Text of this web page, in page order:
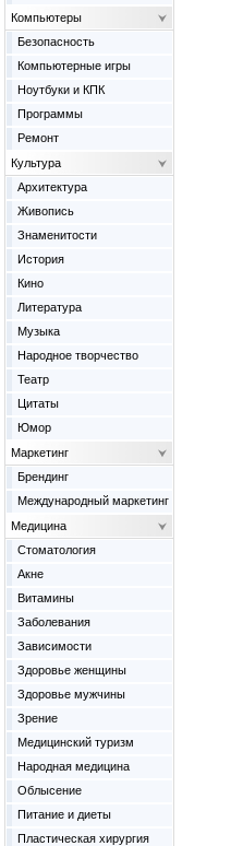
Компьютеры
Безопасность
Компьютерные игры
Ноутбуки и КПК
Программы
Ремонт
Культура
Архитектура
Живопись
Знаменитости
История
Кино
Литература
Музыка
Народное творчество
Театр
Цитаты
Юмор
Маркетинг
Брендинг
Международный маркетинг
Медицина
Cтоматология
Акне
Витамины
Заболевания
Зависимости
Здоровье женщины
Здоровье мужчины
Зрение
Медицинский туризм
Народная медицина
Облысение
Питание и диеты
Пластическая хирургия